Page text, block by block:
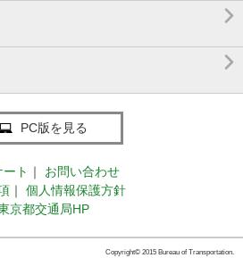


PC版を見る
ト ｜
お問い合わせ
｜
個人情報保護方針
京都交通局HP
Copyright© 2015 Bureau of Transportation.